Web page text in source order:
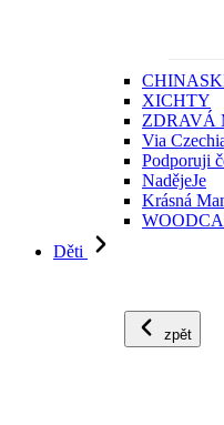
XICHTY
ZDRAVÁ
Via
Podporuji
NadějeJe
Krásná
Děti
zpět